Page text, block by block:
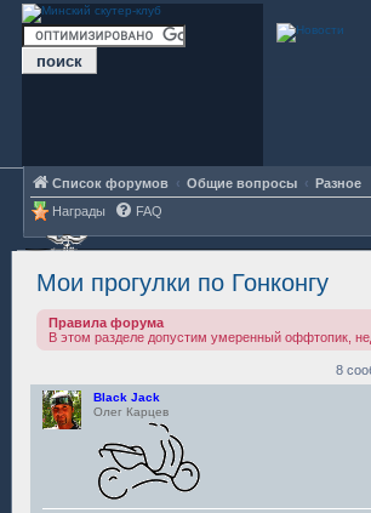
Список форумов Общие вопросы
Разное
Награды
FAQ
Мои прогулки по Гонконгу
Правила форума
В этом разделе допустим умеренный оффтопик,
8
Black Jack
Олег Карцев